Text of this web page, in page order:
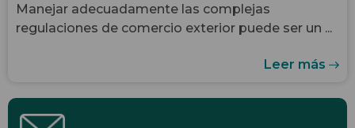
Manejar adecuadamente las complejas
regulaciones de comercio exterior puede ser un ...
Leer más